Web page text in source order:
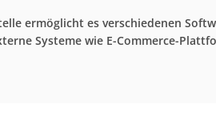
ermöglicht es verschiedenen
Systeme wie E-Commerce-